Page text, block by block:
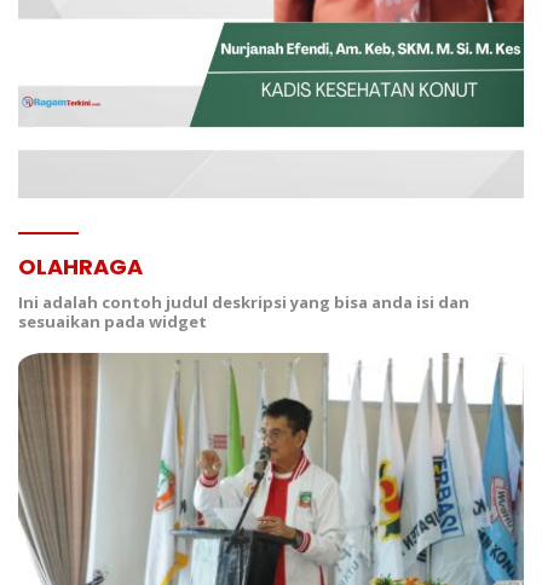
OLAHRAGA
Ini adalah contoh judul deskripsi yang bisa anda isi dan
sesuaikan pada widget